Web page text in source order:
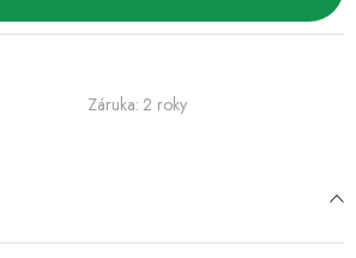
Záruka: 2 roky